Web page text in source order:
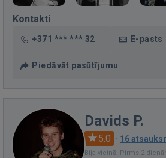
Kontakti
+371 *** *** 32 E-pasts
Piedāvāt pasūtījumu
Davids P.
5.0 · 16
Bija vietnē: Pirms 2